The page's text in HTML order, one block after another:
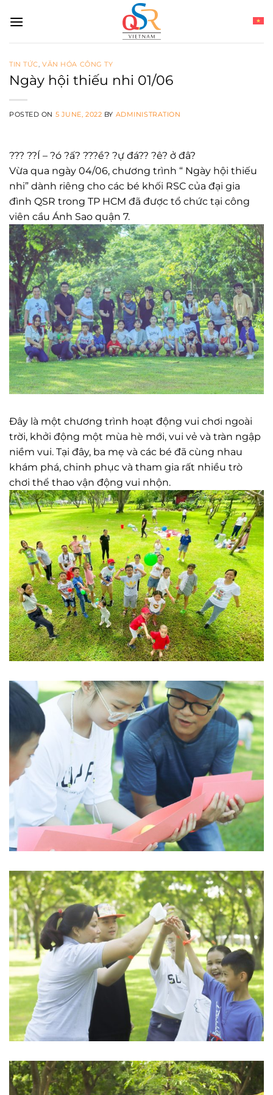
TIN TỨC,VĂN HÓA CÔNG TY
Ngày hội thiếu nhi 01/06
POSTED ON 5 JUNE, 2022 BY ADMINISTRATION
??? ??Í – ?ó ?ấ? ???ề? ?ự đá?? ?ê? ở đâ?
Vừa qua ngày 04/06, chương trình “ Ngày hội thiếu
nhi” dành riêng cho các bé khối RSC của đại gia
đình QSR trong TP HCM đã được tổ chức tại công
viên cầu Ánh Sao quận 7.
Đây là một chương trình hoạt động vui chơi ngoài
trời, khởi động một mùa hè mới, vui vẻ và tràn ngập
niềm vui. Tại đây, ba mẹ và các bé đã cùng nhau
khám phá, chinh phục và tham gia rất nhiều trò
chơi thể thao vận động vui nhộn.